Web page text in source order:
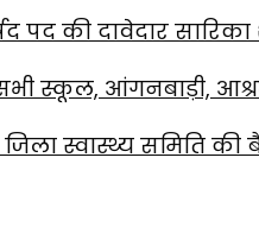
पद की दावेदार
स्कूल, आंगनबाड़ी,
स्वास्थ्य समिति की